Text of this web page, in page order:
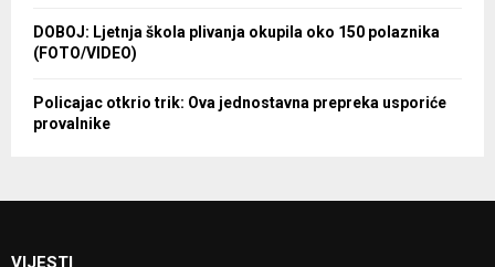
DOBOJ: Ljetnja škola plivanja okupila oko 150 polaznika
(FOTO/VIDEO)
Policajac otkrio trik: Ova jednostavna prepreka usporiće
provalnike
VIJESTI